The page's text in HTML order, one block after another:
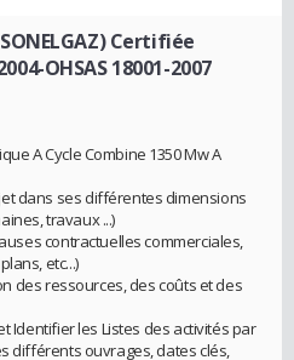
Certifiée
OHSAS 18001-2007
A Cycle Combine 1350 Mw A
dans ses différentes dimensions
travaux ...)
contractuelles commerciales,
etc...)
des ressources, des coûts et des
Identifier les Listes des activités par
différents ouvrages, dates clés,